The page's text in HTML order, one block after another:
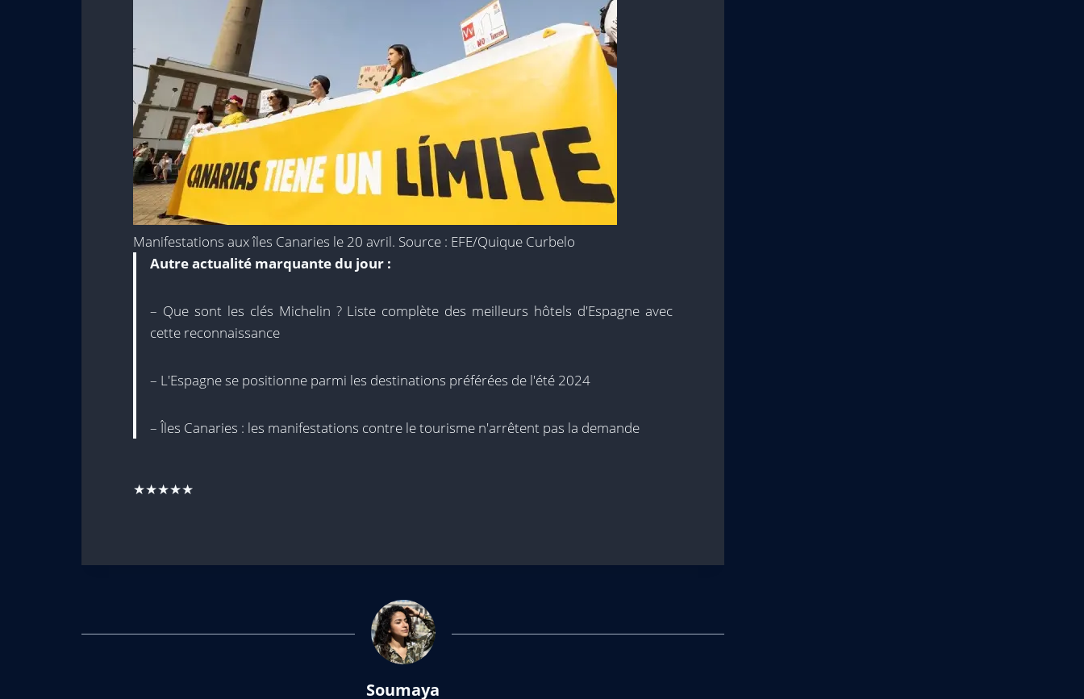
Manifestations aux îles Canaries le 20 avril. Source : EFE/Quique Curbelo
Autre actualité marquante du jour :
– Que sont les clés Michelin ? Liste complète des meilleurs hôtels d'Espagne avec
cette reconnaissance
– L'Espagne se positionne parmi les destinations préférées de l'été 2024
– Îles Canaries : les manifestations contre le tourisme n'arrêtent pas la demande
★★★★★
Soumaya